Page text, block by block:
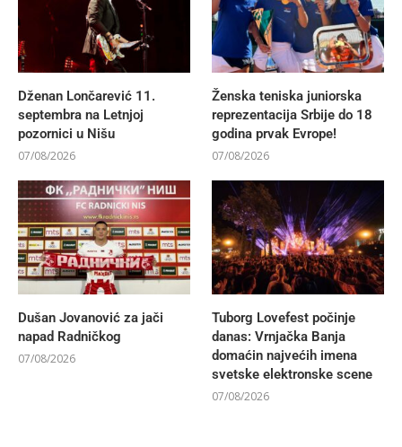
Dženan Lončarević 11.
septembra na Letnjoj
pozornici u Nišu
07/08/2026
Ženska teniska juniorska
reprezentacija Srbije do 18
godina prvak Evrope!
07/08/2026
Dušan Jovanović za jači
napad Radničkog
07/08/2026
Tuborg Lovefest počinje
danas: Vrnjačka Banja
domaćin najvećih imena
svetske elektronske scene
07/08/2026